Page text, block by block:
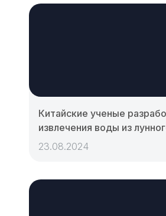
Китайские ученые
извлечения воды из
23.08.2024